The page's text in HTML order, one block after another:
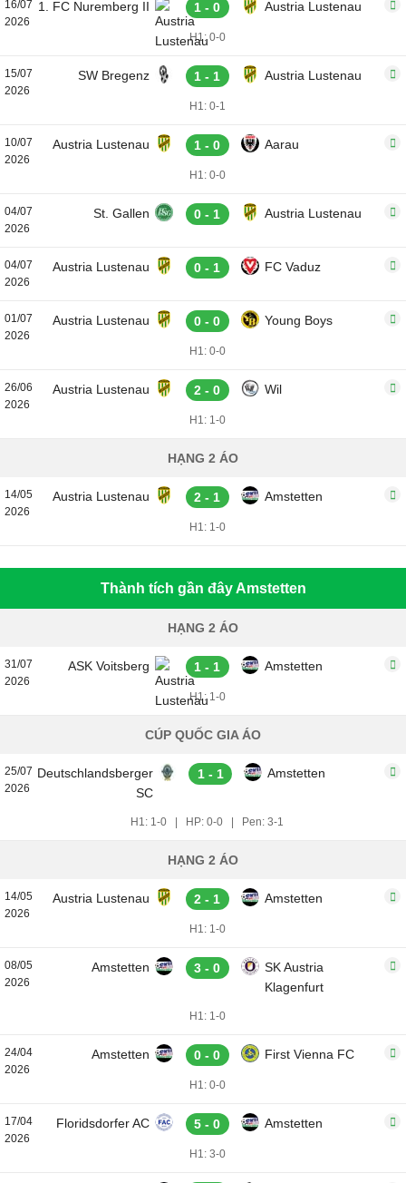
16/07
2026
1. FC Nuremberg II 1 - 0 Austria Lustenau
H1: 0-0
15/07
2026
SW Bregenz 1 - 1 Austria Lustenau
H1: 0-1
10/07
2026
Austria Lustenau 1 - 0 Aarau
H1: 0-0
04/07
2026
St. Gallen 0 - 1 Austria Lustenau
04/07
2026
Austria Lustenau 0 - 1 FC Vaduz
01/07
2026
Austria Lustenau 0 - 0 Young Boys
H1: 0-0
26/06
2026
Austria Lustenau 2 - 0 Wil
H1: 1-0
HẠNG 2 ÁO
14/05
2026
Austria Lustenau 2 - 1 Amstetten
H1: 1-0
Thành tích gần đây Amstetten
HẠNG 2 ÁO
31/07
2026
ASK Voitsberg 1 - 1 Amstetten
H1: 1-0
CÚP QUỐC GIA ÁO
25/07
2026
Deutschlandsberger
SC
1 - 1 Amstetten
H1: 1-0 HP: 0-0 Pen: 3-1
HẠNG 2 ÁO
14/05
2026
Austria Lustenau 2 - 1 Amstetten
H1: 1-0
08/05
2026
Amstetten 3 - 0
SK Austria
Klagenfurt
H1: 1-0
24/04
2026
Amstetten 0 - 0 First Vienna FC
H1: 0-0
17/04
2026
Floridsdorfer AC 5 - 0 Amstetten
H1: 3-0